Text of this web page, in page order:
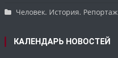
Человек. История. Репортаж
КАЛЕНДАРЬ НОВОСТЕЙ